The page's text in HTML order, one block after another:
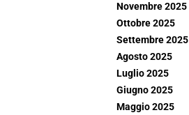
Novembre 2025
Ottobre 2025
Settembre 2025
Agosto 2025
Luglio 2025
Giugno 2025
Maggio 2025